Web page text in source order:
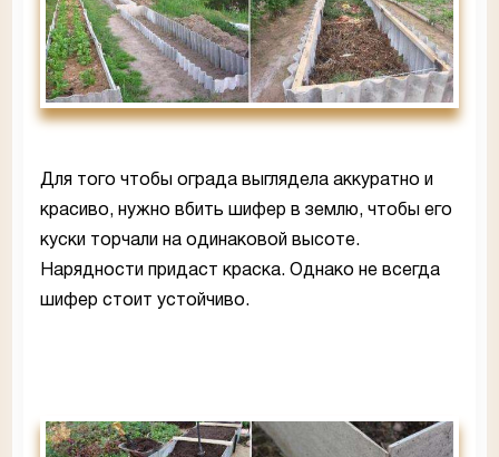
Для того чтобы ограда выглядела аккуратно и
красиво, нужно вбить шифер в землю, чтобы его
куски торчали на одинаковой высоте.
Нарядности придаст краска. Однако не всегда
шифер стоит устойчиво.